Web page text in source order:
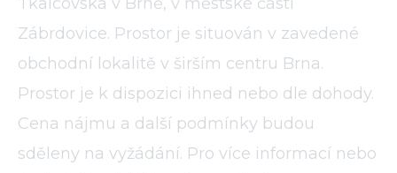
Tkalcovská v Brně, v městské části
Zábrdovice. Prostor je situován v zavedené
obchodní lokalitě v širším centru Brna.
Prostor je k dispozici ihned nebo dle dohody.
Cena nájmu a další podmínky budou
sděleny na vyžádání. Pro více informací nebo